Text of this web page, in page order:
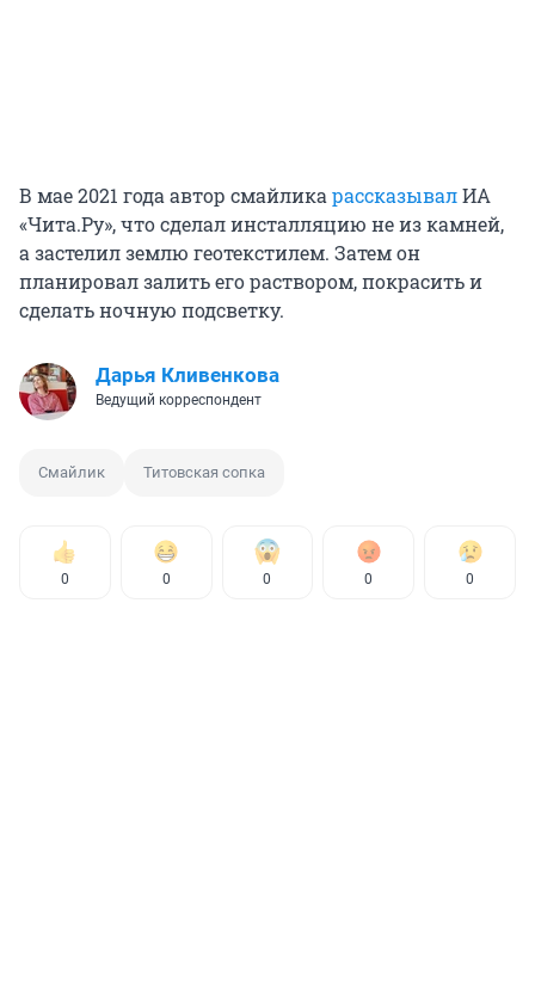
В мае 2021 года автор смайликарассказывалИА
«Чита.Ру», что сделал инсталляцию не из камней,
а застелил землю геотекстилем. Затем он
планировал залить его раствором, покрасить и
сделать ночную подсветку.
Дарья Кливенкова
Ведущий корреспондент
Смайлик Титовская сопка
0 0 0 0 0